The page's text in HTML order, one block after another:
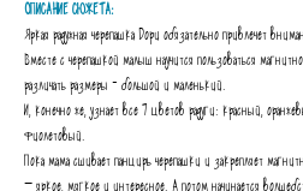
ОПИСАНИЕ СЮЖЕТА:
Яркая радужная черепашка Дори обязательно привлечет
Вместе с черепашкой малыш научится пользоваться
различать размеры - большой и маленький.
И, конечно же, узнает все 7 цветов радуги: красный,
фиолетовый.
Пока мама сшивает панцирь черепашки и закрепляет
— яркое, мягкое и интересное. А потом начинается